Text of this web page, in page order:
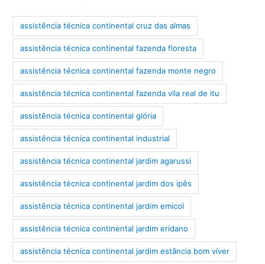
assistência técnica continental cruz das almas
assistência técnica continental fazenda floresta
assistência técnica continental fazenda monte negro
assistência técnica continental fazenda vila real de itu
assistência técnica continental glória
assistência técnica continental industrial
assistência técnica continental jardim agarussi
assistência técnica continental jardim dos ipês
assistência técnica continental jardim emicol
assistência técnica continental jardim eridano
assistência técnica continental jardim estância bom viver